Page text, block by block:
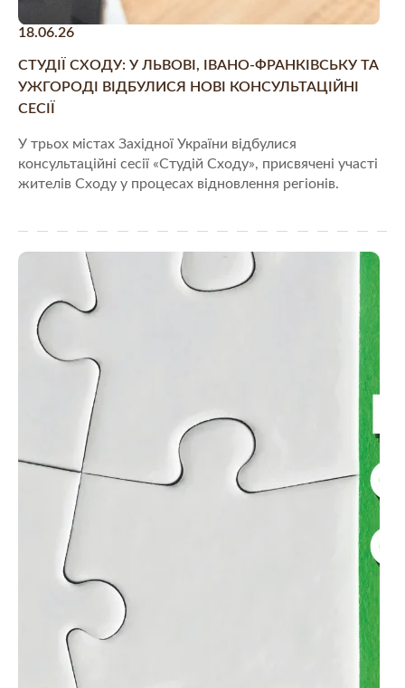
18.06.26
СТУДІЇ СХОДУ: У ЛЬВОВІ, ІВАНО-ФРАНКІВСЬКУ ТА
УЖГОРОДІ ВІДБУЛИСЯ НОВІ КОНСУЛЬТАЦІЙНІ
СЕСІЇ
У трьох містах Західної України відбулися
консультаційні сесії «Студій Сходу», присвячені участі
жителів Сходу у процесах відновлення регіонів.